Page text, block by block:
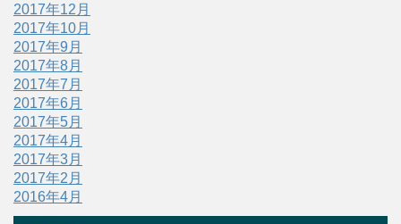
2017年12月
2017年10月
2017年9月
2017年8月
2017年7月
2017年6月
2017年5月
2017年4月
2017年3月
2017年2月
2016年4月